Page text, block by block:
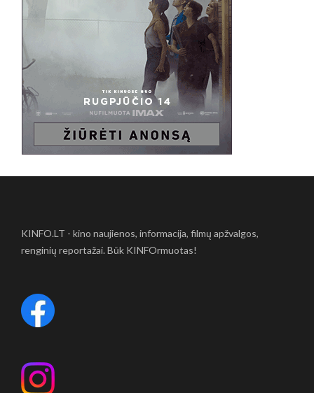
KINFO.LT - kino naujienos, informacija, filmų apžvalgos,
renginių reportažai. Būk KINFOrmuotas!